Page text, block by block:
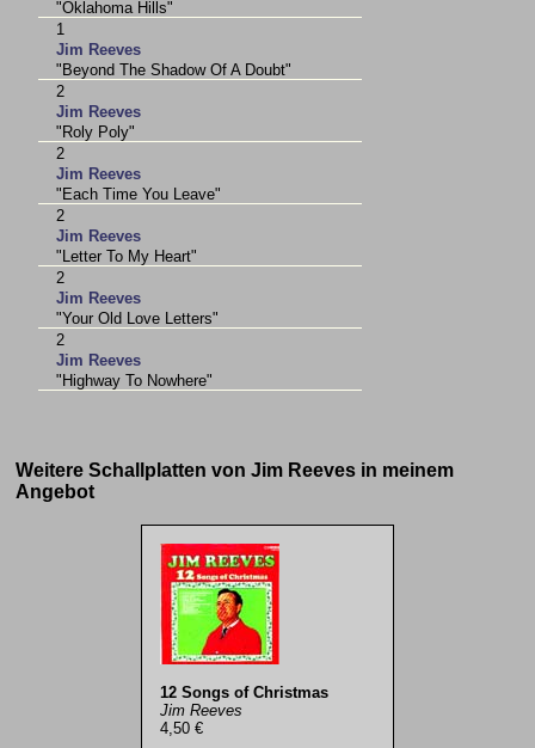
"Oklahoma Hills"
1
Jim Reeves
"Beyond The Shadow Of A Doubt"
2
Jim Reeves
"Roly Poly"
2
Jim Reeves
"Each Time You Leave"
2
Jim Reeves
"Letter To My Heart"
2
Jim Reeves
"Your Old Love Letters"
2
Jim Reeves
"Highway To Nowhere"
Weitere Schallplatten von Jim Reeves in meinem
Angebot
12 Songs of Christmas
Jim Reeves
4,50 €